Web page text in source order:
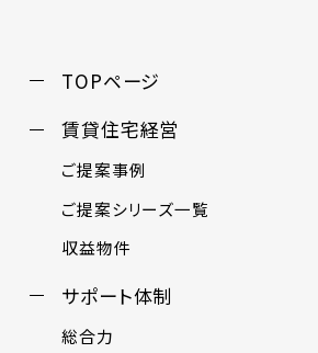
TOPページ
賃貸住宅経営
ご提案事例
ご提案シリーズ一覧
収益物件
サポート体制
総合力